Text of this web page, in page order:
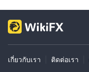
เกี่ยวกับเรา ติดต่อเรา